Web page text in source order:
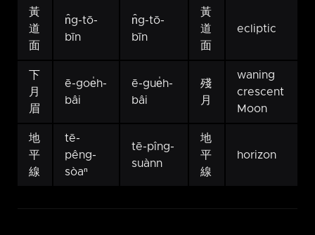
黃
道
面
n̂g-tō-
bīn
n̂g-tō-
bīn
黃
道
面
ecliptic
下
月
眉
ē-goe̍h-
bâi
ē-gue̍h-
bâi
殘
月
waning
crescent
Moon
地
平
線
tē-
pêng-
sòaⁿ
tē-pîng-
suànn
地
平
線
horizon